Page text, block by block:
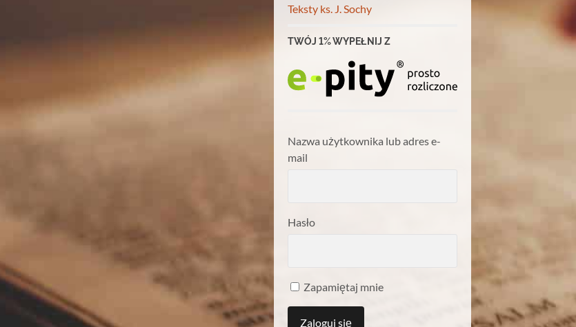
Teksty ks. J. Sochy
TWÓJ 1% WYPEŁNIJ Z
Nazwa użytkownika lub adres e-
mail
Hasło
Zapamiętaj mnie